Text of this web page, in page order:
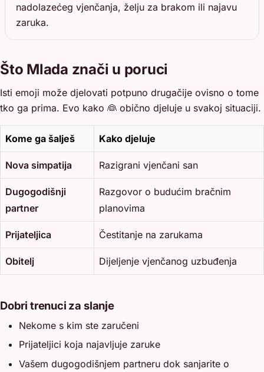
nadolazećeg vjenčanja, želju za brakom ili najavu
zaruka.
Što Mlada znači u poruci
Isti emoji može djelovati potpuno drugačije ovisno o tome
tko ga prima. Evo kako 👰 obično djeluje u svakoj situaciji.
Kome ga šalješ Kako djeluje
Nova simpatija Razigrani vjenčani san
Dugogodišnji
partner
Razgovor o budućim bračnim
planovima
Prijateljica Čestitanje na zarukama
Obitelj Dijeljenje vjenčanog uzbuđenja
Dobri trenuci za slanje
Nekome s kim ste zaručeni
Prijateljici koja najavljuje zaruke
Vašem dugogodišnjem partneru dok sanjarite o